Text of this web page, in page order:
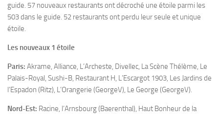
guide. 57 nouveaux restaurants ont décroché une étoile parmi les
503 dans le guide. 52 restaurants ont perdu leur seule et unique
étoile.
Les nouveaux 1 étoile
Paris: Akrame, Alliance, L’Archeste, Divellec, La Scène Thélème, Le
Palais-Royal, Sushi-B, Restaurant H, L’Escargot 1903, Les Jardins de
l’Espadon (Ritz), L’Orangerie (GeorgeV), Le George (GeorgeV).
Nord-Est: Racine, l’Arnsbourg (Baerenthal), Haut Bonheur de la